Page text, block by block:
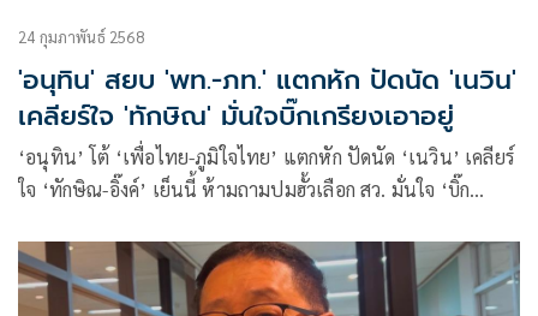
24 กุมภาพันธ์ 2568
'อนุทิน' สยบ 'พท.-ภท.' แตกหัก ปัดนัด 'เนวิน'
เคลียร์ใจ 'ทักษิณ' มั่นใจบิ๊กเกรียงเอาอยู่
‘อนุทิน’ โต้ ‘เพื่อไทย-ภูมิใจไทย’ แตกหัก ปัดนัด ‘เนวิน’ เคลียร์
ใจ ‘ทักษิณ-อิ๊งค์’ เย็นนี้ ห้ามถามปมฮั้วเลือก สว. มั่นใจ ‘บิ๊ก